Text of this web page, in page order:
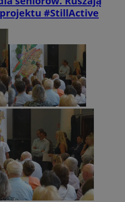
#StillActive